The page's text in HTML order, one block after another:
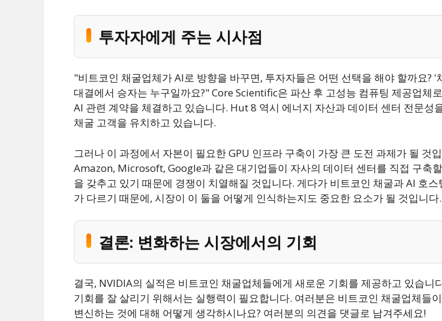
투자자에게 주는 시사점
"비트코인 채굴업체가 AI로 방향을 바꾸면, 투자자들은 어떤 선택을 해야 할까요? '
대결에서 승자는 누구일까요?" Core Scientific은 파산 후 고성능 컴퓨팅 제공업체
AI 관련 계약을 체결하고 있습니다. Hut 8 역시 에너지 자산과 데이터 센터 전문성
채굴 고객을 유치하고 있습니다.
그러나 이 과정에서 자본이 필요한 GPU 인프라 구축이 가장 큰 도전 과제가 될 것
Amazon, Microsoft, Google과 같은 대기업들이 자사의 데이터 센터를 직접 구축
을 갖추고 있기 때문에 경쟁이 치열해질 것입니다. 게다가 비트코인 채굴과 AI 호스
가 다르기 때문에, 시장이 이 둘을 어떻게 인식하는지도 중요한 요소가 될 것입니다.
결론: 변화하는 시장에서의 기회
결국, NVIDIA의 실적은 비트코인 채굴업체들에게 새로운 기회를 제공하고 있습니
기회를 잘 살리기 위해서는 실행력이 필요합니다. 여러분은 비트코인 채굴업체들
변신하는 것에 대해 어떻게 생각하시나요? 여러분의 의견을 댓글로 남겨주세요!